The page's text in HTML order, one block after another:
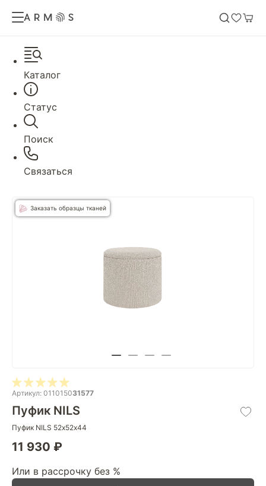
Каталог
Статус
Поиск
Связаться
Заказать образцы тканей
Артикул: 011015031577
Пуфик NILS
Пуфик NILS 52х52х44
11 930 ₽
Или в рассрочку без %